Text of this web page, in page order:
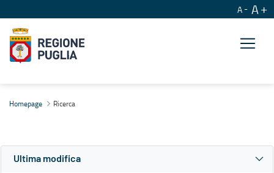
A A
Homepage Ricerca
Ultima modifica